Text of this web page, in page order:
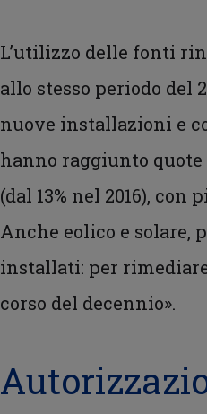
L’utilizzo delle fonti
allo stesso periodo del
nuove installazioni e
hanno raggiunto quote
(dal 13% nel 2016),
Anche eolico e
installati: per
corso del decennio».